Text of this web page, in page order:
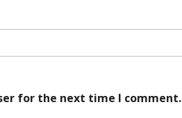
for the next time I comment.